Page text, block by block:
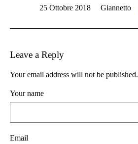
25 Ottobre 2018
Giannetto
Leave a Reply
Your email address will not be published.
Your name
Email